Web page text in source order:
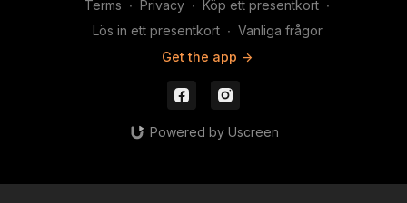
Terms ∙ Privacy ∙ Köp ett presentkort ∙
Lös in ett presentkort ∙ Vanliga frågor
Get the app ->
Powered by Uscreen